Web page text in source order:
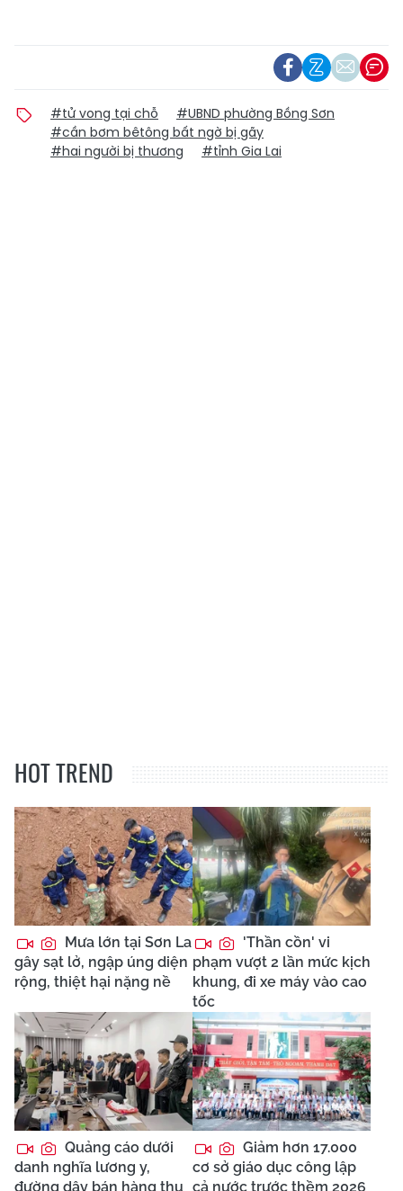
#tử vong tại chỗ
#UBND phường Bồng Sơn
#cần bơm bêtông bất ngờ bị gãy
#hai người bị thương
#tỉnh Gia Lai
HOT TREND
Mưa lớn tại Sơn La
gây sạt lở, ngập úng diện
rộng, thiệt hại nặng nề
'Thần cồn' vi
phạm vượt 2 lần mức kịch
khung, đi xe máy vào cao
tốc
Quảng cáo dưới
danh nghĩa lương y,
đường dây bán hàng thu
Giảm hơn 17.000
cơ sở giáo dục công lập
cả nước trước thềm 2026